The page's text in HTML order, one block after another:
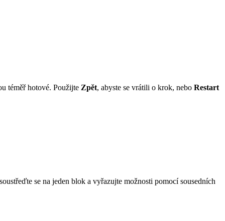
téměř hotové. Použijte Zpět, abyste se vrátili o krok, nebo Restart
se na jeden blok a vyřazujte možnosti pomocí sousedních